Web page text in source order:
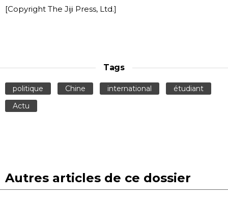
[Copyright The Jiji Press, Ltd.]
Tags
politique Chine international
étudiant
Actu
Autres articles de ce dossier